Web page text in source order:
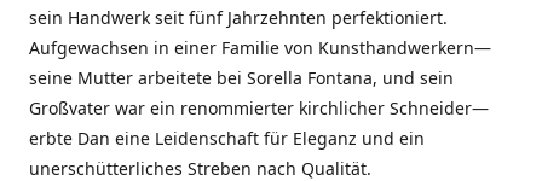
sein Handwerk seit fünf Jahrzehnten perfektioniert.
Aufgewachsen in einer Familie von Kunsthandwerkern—
seine Mutter arbeitete bei Sorella Fontana, und sein
Großvater war ein renommierter kirchlicher Schneider—
erbte Dan eine Leidenschaft für Eleganz und ein
unerschütterliches Streben nach Qualität.